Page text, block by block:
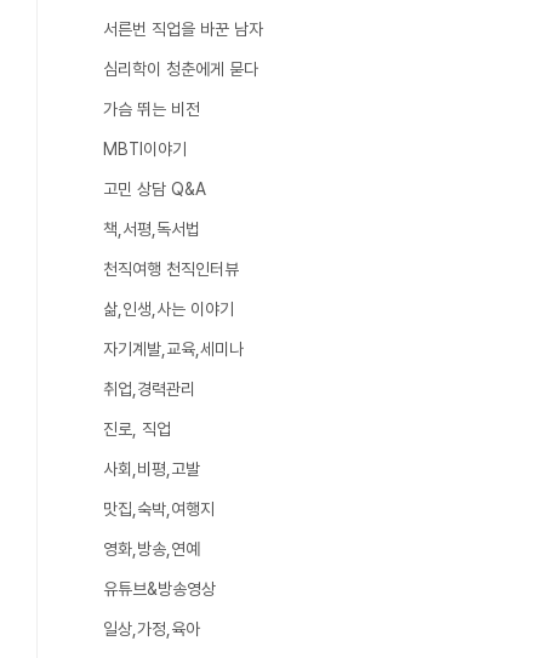
서른번 직업을 바꾼 남자
심리학이 청춘에게 묻다
가슴 뛰는 비전
MBTI이야기
고민 상담 Q&A
책,서평,독서법
천직여행 천직인터뷰
삶,인생,사는 이야기
자기계발,교육,세미나
취업,경력관리
진로, 직업
사회,비평,고발
맛집,숙박,여행지
영화,방송,연예
유튜브&방송영상
일상,가정,육아